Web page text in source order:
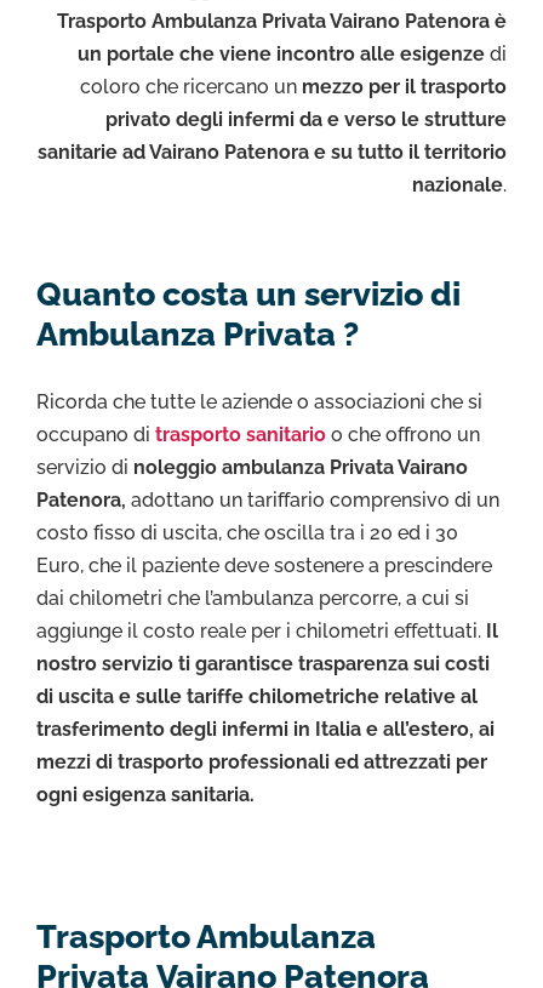
Trasporto Ambulanza Privata Vairano Patenora è
un portale che viene incontro alle esigenze di
coloro che ricercano un mezzo per il trasporto
privato degli infermi da e verso le strutture
sanitarie ad Vairano Patenora e su tutto il territorio
nazionale.
Quanto costa un servizio di
Ambulanza Privata ?
Ricorda che tutte le aziende o associazioni che si
occupano di trasporto sanitario o che offrono un
servizio di noleggio ambulanza Privata Vairano
Patenora, adottano un tariffario comprensivo di un
costo fisso di uscita, che oscilla tra i 20 ed i 30
Euro, che il paziente deve sostenere a prescindere
dai chilometri che l’ambulanza percorre, a cui si
aggiunge il costo reale per i chilometri effettuati. Il
nostro servizio ti garantisce trasparenza sui costi
di uscita e sulle tariffe chilometriche relative al
trasferimento degli infermi in Italia e all’estero, ai
mezzi di trasporto professionali ed attrezzati per
ogni esigenza sanitaria.
Trasporto Ambulanza
Privata Vairano Patenora